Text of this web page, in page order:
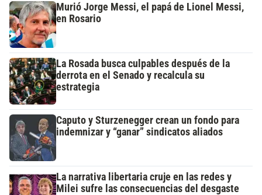
Murió Jorge Messi, el papá de Lionel Messi,
en Rosario
La Rosada busca culpables después de la
derrota en el Senado y recalcula su
estrategia
Caputo y Sturzenegger crean un fondo para
indemnizar y “ganar” sindicatos aliados
La narrativa libertaria cruje en las redes y
Milei sufre las consecuencias del desgaste